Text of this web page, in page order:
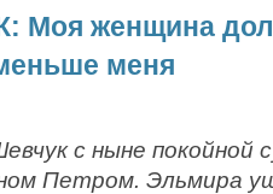
Моя женщина
меня
с ныне покойной
Петром. Эльмира